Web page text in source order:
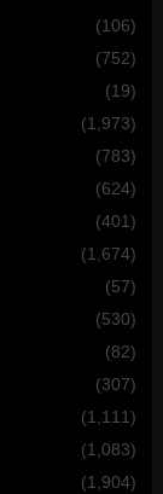
(106)
(752)
(19)
(1,973)
(783)
(624)
(401)
(1,674)
(57)
(530)
(82)
(307)
(1,111)
(1,083)
(1,904)